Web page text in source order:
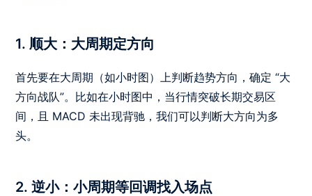
1. 顺大：大周期定方向
首先要在大周期（如小时图）上判断趋势方向，确定 “大
方向战队”。比如在小时图中，当行情突破长期交易区
间，且 MACD 未出现背驰，我们可以判断大方向为多
头。
2. 逆小：小周期等回调找入场点